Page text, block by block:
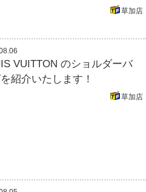
草加店
VUITTON のショルダーバ
紹介いたします！
草加店